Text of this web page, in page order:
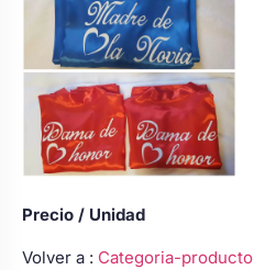
Precio / Unidad
Volver a : Categoria-producto